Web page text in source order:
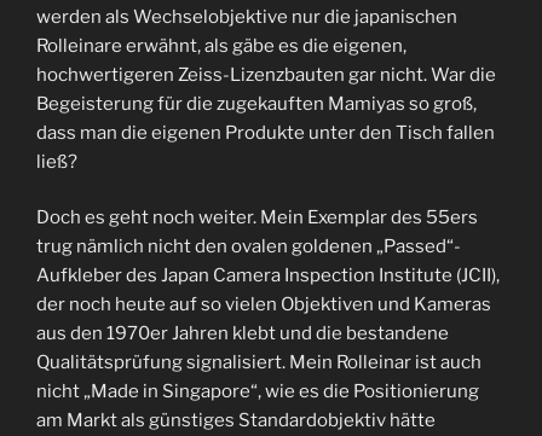
werden als Wechselobjektive nur die japanischen
Rolleinare erwähnt, als gäbe es die eigenen,
hochwertigeren Zeiss-Lizenzbauten gar nicht. War die
Begeisterung für die zugekauften Mamiyas so groß,
dass man die eigenen Produkte unter den Tisch fallen
ließ?
Doch es geht noch weiter. Mein Exemplar des 55ers
trug nämlich nicht den ovalen goldenen „Passed“-
Aufkleber des Japan Camera Inspection Institute (JCII),
der noch heute auf so vielen Objektiven und Kameras
aus den 1970er Jahren klebt und die bestandene
Qualitätsprüfung signalisiert. Mein Rolleinar ist auch
nicht „Made in Singapore“, wie es die Positionierung
am Markt als günstiges Standardobjektiv hätte